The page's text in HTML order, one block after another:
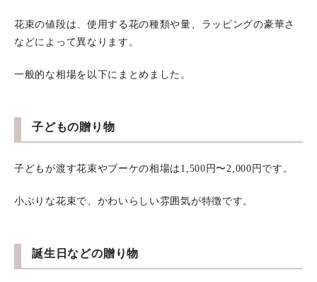
花束の値段は、使用する花の種類や量、ラッピングの豪華さ
などによって異なります。
一般的な相場を以下にまとめました。
子どもの贈り物
子どもが渡す花束やブーケの相場は1,500円〜2,000円です。
小ぶりな花束で、かわいらしい雰囲気が特徴です。
誕生日などの贈り物